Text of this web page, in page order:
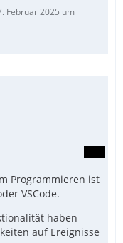
Februar 2025 um
Programmieren ist
VSCode.
haben
auf Ereignisse